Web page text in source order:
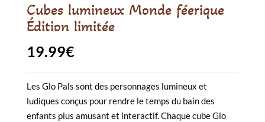
Cubes lumineux Monde féerique
Édition limitée
19.99€
Les Glo Pals sont des personnages lumineux et
ludiques conçus pour rendre le temps du bain des
enfants plus amusant et interactif. Chaque cube Glo